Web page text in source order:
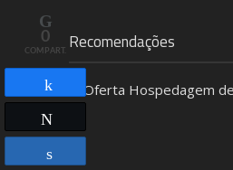
Recomendações
0
COMPART.
Compartilhar